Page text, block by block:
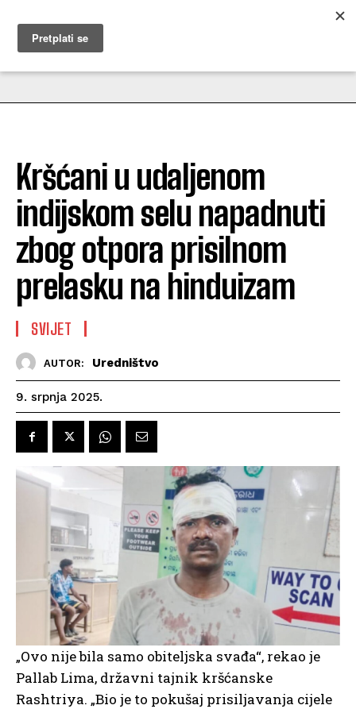
MUŽEVNI BUDITE
Kršćani u udaljenom
indijskom selu napadnuti
zbog otpora prisilnom
prelasku na hinduizam
SVIJET
AUTOR: Uredništvo
9. srpnja 2025.
„Ovo nije bila samo obiteljska svađa“, rekao je
Pallab Lima, državni tajnik kršćanske
Rashtriya. „Bio je to pokušaj prisiljavanja cijele